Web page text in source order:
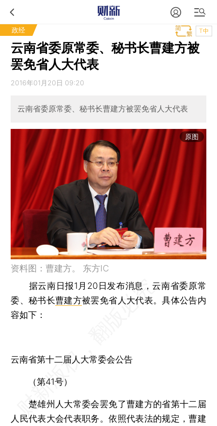
政经 T中
云南省委原常委、秘书长曹建方被
罢免省人大代表
2016年01月20日 09:20
云南省委原常委、秘书长曹建方被罢免省人大代表
原图
资料图：曹建方。 东方IC
据云南日报1月20日发布消息，云南省委原常
委、秘书长曹建方被罢免省人大代表。具体公告内
容如下：
云南省第十二届人大常委会公告
（第41号）
楚雄州人大常委会罢免了曹建方的省第十二届
人民代表大会代表职务。依照代表法的规定，曹建